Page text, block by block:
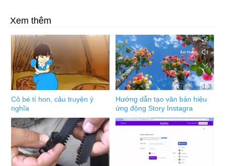
Xem thêm
Cô bé tí hon, câu truyện ý
nghĩa
1:3
Hướng dẫn tạo văn bản hiệu
ứng động Story Instagra